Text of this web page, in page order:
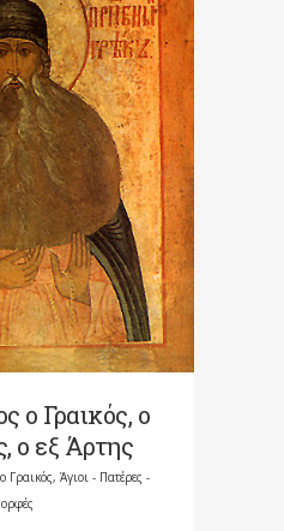
ο Γραικός, ο
ο εξ Άρτης
Γραικός, Άγιοι - Πατέρες -